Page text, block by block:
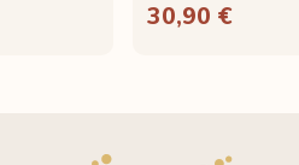
30,90 €